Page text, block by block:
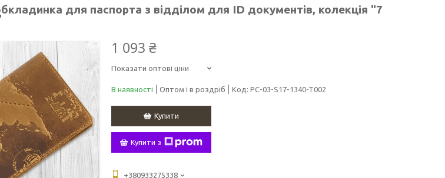
для паспорта з відділом для ID документів, колекція "7
1 093 ₴
Показати оптові ціни
В наявності Оптом і в роздріб Код: PC-03-S17-1340-T002
Купити
Купити з
+380933275338